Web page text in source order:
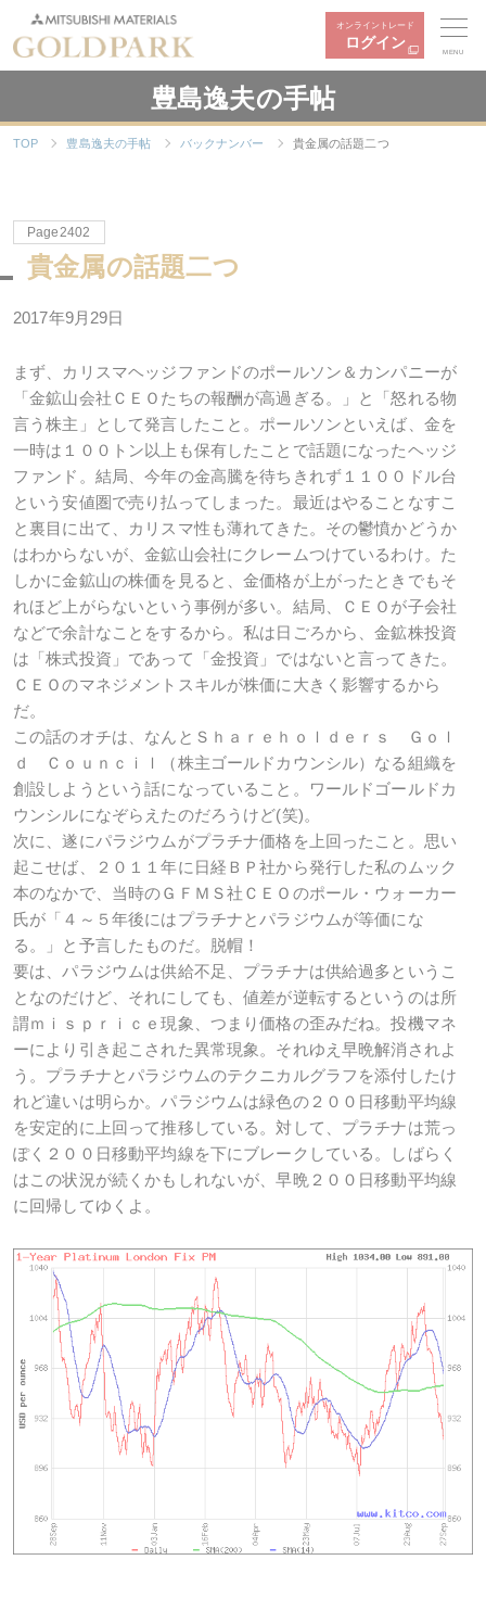
オンライントレード
ログイン
MENU
豊島逸夫の手帖
TOP 豊島逸夫の手帖 バックナンバー 貴金属の話題二つ
Page2402
貴金属の話題二つ
2017年9月29日
まず、カリスマヘッジファンドのポールソン＆カンパニーが
「金鉱山会社ＣＥＯたちの報酬が高過ぎる。」と「怒れる物
言う株主」として発言したこと。ポールソンといえば、金を
一時は１００トン以上も保有したことで話題になったヘッジ
ファンド。結局、今年の金高騰を待ちきれず１１００ドル台
という安値圏で売り払ってしまった。最近はやることなすこ
と裏目に出て、カリスマ性も薄れてきた。その鬱憤かどうか
はわからないが、金鉱山会社にクレームつけているわけ。た
しかに金鉱山の株価を見ると、金価格が上がったときでもそ
れほど上がらないという事例が多い。結局、ＣＥＯが子会社
などで余計なことをするから。私は日ごろから、金鉱株投資
は「株式投資」であって「金投資」ではないと言ってきた。
ＣＥＯのマネジメントスキルが株価に大きく影響するから
だ。
この話のオチは、なんとＳｈａｒｅｈｏｌｄｅｒｓ Ｇｏｌ
ｄ Ｃｏｕｎｃｉｌ（株主ゴールドカウンシル）なる組織を
創設しようという話になっていること。ワールドゴールドカ
ウンシルになぞらえたのだろうけど(笑)。
次に、遂にパラジウムがプラチナ価格を上回ったこと。思い
起こせば、２０１１年に日経ＢＰ社から発行した私のムック
本のなかで、当時のＧＦＭＳ社ＣＥＯのポール・ウォーカー
氏が「４～５年後にはプラチナとパラジウムが等価にな
る。」と予言したものだ。脱帽！
要は、パラジウムは供給不足、プラチナは供給過多というこ
となのだけど、それにしても、値差が逆転するというのは所
謂ｍｉｓｐｒｉｃｅ現象、つまり価格の歪みだね。投機マネ
ーにより引き起こされた異常現象。それゆえ早晩解消されよ
う。プラチナとパラジウムのテクニカルグラフを添付したけ
れど違いは明らか。パラジウムは緑色の２００日移動平均線
を安定的に上回って推移している。対して、プラチナは荒っ
ぽく２００日移動平均線を下にブレークしている。しばらく
はこの状況が続くかもしれないが、早晩２００日移動平均線
に回帰してゆくよ。